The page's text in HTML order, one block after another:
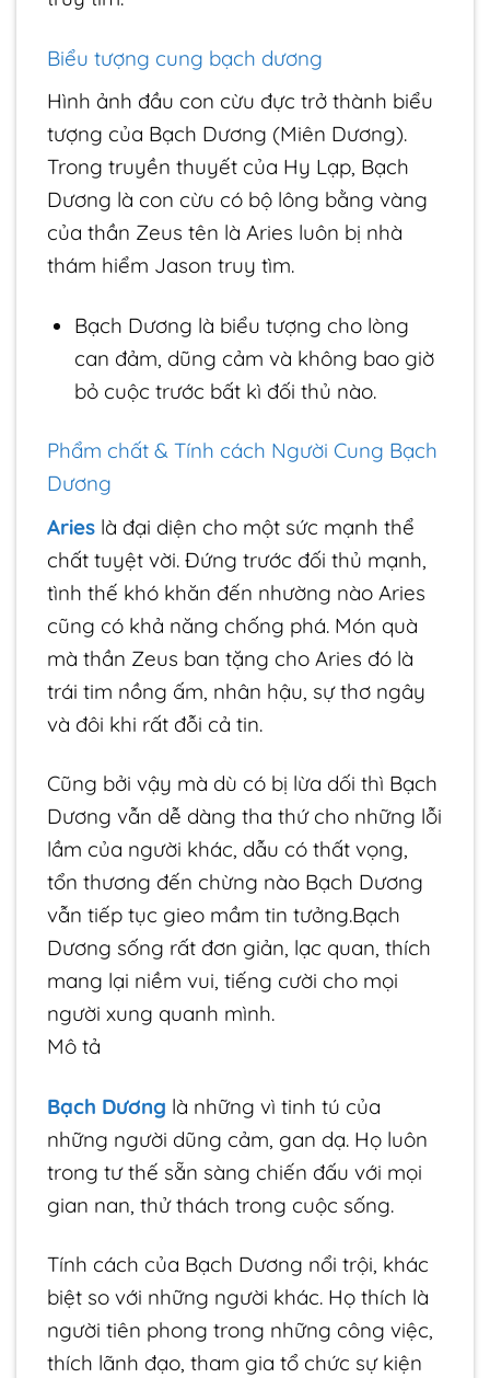
Biểu tượng cung bạch dương
Hình ảnh đầu con cừu đực trở thành biểu
tượng của Bạch Dương (Miên Dương).
Trong truyền thuyết của Hy Lạp, Bạch
Dương là con cừu có bộ lông bằng vàng
của thần Zeus tên là Aries luôn bị nhà
thám hiểm Jason truy tìm.
Bạch Dương là biểu tượng cho lòng
can đảm, dũng cảm và không bao giờ
bỏ cuộc trước bất kì đối thủ nào.
Phẩm chất & Tính cách Người Cung Bạch
Dương
Aries là đại diện cho một sức mạnh thể
chất tuyệt vời. Đứng trước đối thủ mạnh,
tình thế khó khăn đến nhường nào Aries
cũng có khả năng chống phá. Món quà
mà thần Zeus ban tặng cho Aries đó là
trái tim nồng ấm, nhân hậu, sự thơ ngây
và đôi khi rất đỗi cả tin.
Cũng bởi vậy mà dù có bị lừa dối thì Bạch
Dương vẫn dễ dàng tha thứ cho những lỗi
lầm của người khác, dẫu có thất vọng,
tổn thương đến chừng nào Bạch Dương
vẫn tiếp tục gieo mầm tin tưởng.Bạch
Dương sống rất đơn giản, lạc quan, thích
mang lại niềm vui, tiếng cười cho mọi
người xung quanh mình.
Mô tả
Bạch Dương là những vì tinh tú của
những người dũng cảm, gan dạ. Họ luôn
trong tư thế sẵn sàng chiến đấu với mọi
gian nan, thử thách trong cuộc sống.
Tính cách của Bạch Dương nổi trội, khác
biệt so với những người khác. Họ thích là
người tiên phong trong những công việc,
thích lãnh đạo, tham gia tổ chức sự kiện